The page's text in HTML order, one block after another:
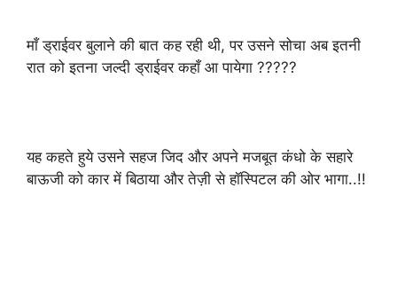
माँ ड्राईवर बुलाने की बात कह रही थी, पर उसने सोचा अब इतनी
रात को इतना जल्दी ड्राईवर कहाँ आ पायेगा ?????
यह कहते हुये उसने सहज जिद और अपने मजबूत कंधो के सहारे
बाऊजी को कार में बिठाया और तेज़ी से हॉस्पिटल की ओर भागा..!!